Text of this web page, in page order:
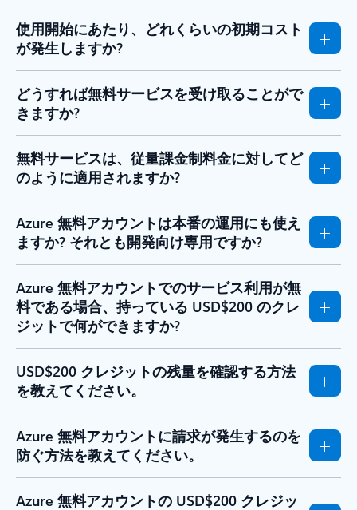
使用開始にあたり、どれくらいの初期コスト
が発生しますか?
どうすれば無料サービスを受け取ることがで
きますか?
無料サービスは、従量課金制料金に対してど
のように適用されますか?
Azure 無料アカウントは本番の運用にも使え
ますか? それとも開発向け専用ですか?
Azure 無料アカウントでのサービス利用が無
料である場合、持っている USD$200 のクレ
ジットで何ができますか?
USD$200 クレジットの残量を確認する方法
を教えてください。
Azure 無料アカウントに請求が発生するのを
防ぐ方法を教えてください。
Azure 無料アカウントの USD$200 クレジッ